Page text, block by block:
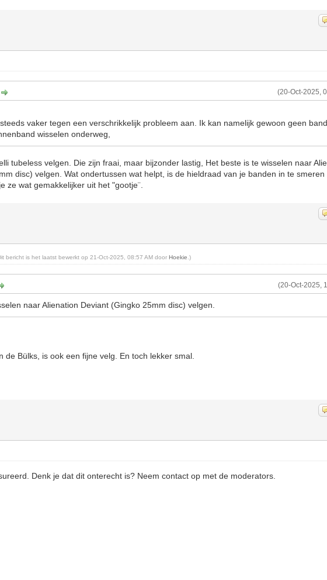
(20-Oct-2025,
vaker tegen een verschrikkelijk probleem aan. Ik kan namelijk gewoon geen
wisselen onderweg,
tubeless velgen. Die zijn fraai, maar bijzonder lastig, Het beste is te wisselen naar
disc) velgen. Wat ondertussen wat helpt, is de hieldraad van je banden in te smeren
ze wat gemakkelijker uit het "gootje¨.
bericht is het laatst bewerkt op 21-Oct-2025, 08:57 AM doorHoekie .)
(20-Oct-2025,
naar Alienation Deviant (Gingko 25mm disc) velgen.
de Bülks, is ook een fijne velg. En toch lekker smal.
Denk je dat dit onterecht is? Neem contact op met de moderators.